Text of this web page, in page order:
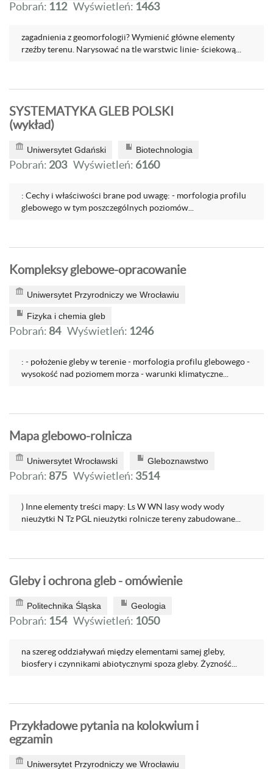
Pobrań: 112 Wyświetleń: 1463
zagadnienia z geomorfologii? Wymienić główne elementy
rzeźby terenu. Narysować na tle warstwic linie- ściekową...
SYSTEMATYKA GLEB POLSKI
(wykład)
Uniwersytet Gdański Biotechnologia
Pobrań: 203 Wyświetleń: 6160
: Cechy i właściwości brane pod uwagę: - morfologia profilu
glebowego w tym poszczególnych poziomów...
Kompleksy glebowe-opracowanie
Uniwersytet Przyrodniczy we Wrocławiu
Fizyka i chemia gleb
Pobrań: 84 Wyświetleń: 1246
: - położenie gleby w terenie - morfologia profilu glebowego -
wysokość nad poziomem morza - warunki klimatyczne...
Mapa glebowo-rolnicza
Uniwersytet Wrocławski Gleboznawstwo
Pobrań: 875 Wyświetleń: 3514
) Inne elementy treści mapy: Ls W WN lasy wody wody
nieużytki N Tz PGL nieużytki rolnicze tereny zabudowane...
Gleby i ochrona gleb - omówienie
Politechnika Śląska Geologia
Pobrań: 154 Wyświetleń: 1050
na szereg oddziaływań między elementami samej gleby,
biosfery i czynnikami abiotycznymi spoza gleby. Żyzność...
Przykładowe pytania na kolokwium i
egzamin
Uniwersytet Przyrodniczy we Wrocławiu